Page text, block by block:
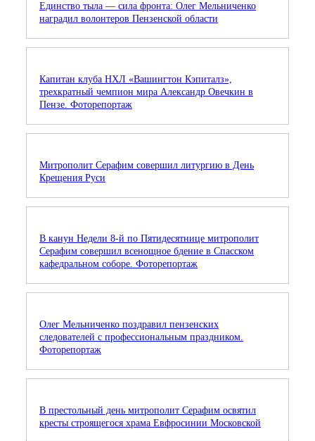
Единство тыла — сила фронта: Олег Мельниченко
наградил волонтеров Пензенской области
Капитан клуба НХЛ «Вашингтон Кэпиталз»,
трехкратный чемпион мира Александр Овечкин в
Пензе. Фоторепортаж
Митрополит Серафим совершил литургию в День
Крещения Руси
В канун Недели 8-й по Пятидесятнице митрополит
Серафим совершил всенощное бдение в Спасском
кафедральном соборе. Фоторепортаж
Олег Мельниченко поздравил пензенских
следователей с профессиональным праздником.
Фоторепортаж
В престольный день митрополит Серафим освятил
кресты строящегося храма Евфросинии Московской